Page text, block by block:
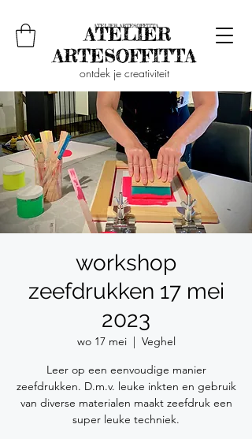
ontdek je creativiteit
workshop
zeefdrukken 17 mei
2023
wo 17 mei
  |
Veghel
Leer op een eenvoudige manier
zeefdrukken. D.m.v. leuke inkten en gebruik
van diverse materialen maakt zeefdruk een
super leuke techniek.